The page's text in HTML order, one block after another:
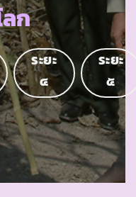
ก
ระยะ
๔
ระยะ
๕